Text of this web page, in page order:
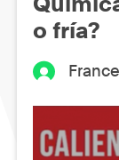
o fría?